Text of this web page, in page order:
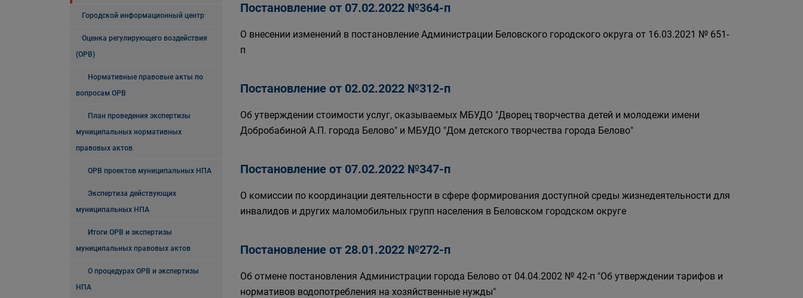
Городской информационный центр
Оценка регулирующего воздействия
(ОРВ)
Нормативные правовые акты по
вопросам ОРВ
План проведения экспертизы
муниципальных нормативных
правовых актов
ОРВ проектов муниципальных НПА
Экспертиза действующих
муниципальных НПА
Итоги ОРВ и экспертизы
муниципальных правовых актов
О процедурах ОРВ и экспертизы
НПА
Постановление от 07.02.2022 №364-п
О внесении изменений в постановление Администрации Беловского городского округа от 16.03.2021 № 651-
п
Постановление от 02.02.2022 №312-п
Об утверждении стоимости услуг, оказываемых МБУДО "Дворец творчества детей и молодежи имени
Добробабиной А.П. города Белово" и МБУДО "Дом детского творчества города Белово"
Постановление от 07.02.2022 №347-п
О комиссии по координации деятельности в сфере формирования доступной среды жизнедеятельности для
инвалидов и других маломобильных групп населения в Беловском городском округе
Постановление от 28.01.2022 №272-п
Об отмене постановления Администрации города Белово от 04.04.2002 № 42-п "Об утверждении тарифов и
нормативов водопотребления на хозяйственные нужды"